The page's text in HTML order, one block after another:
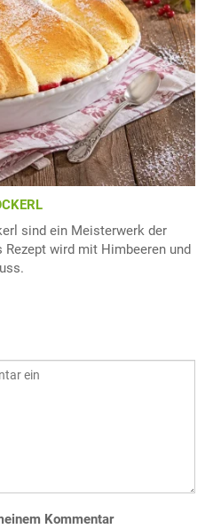
sind ein Meisterwerk der
wird mit Himbeeren und
Kommentar